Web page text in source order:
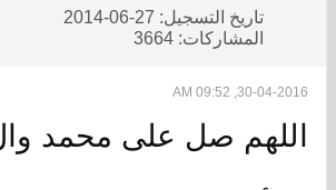
تاريخ التسجيل: 27-06-2014
المشاركات: 3664
30-04-2016, 09:52 AM
اللهم صل على محمد